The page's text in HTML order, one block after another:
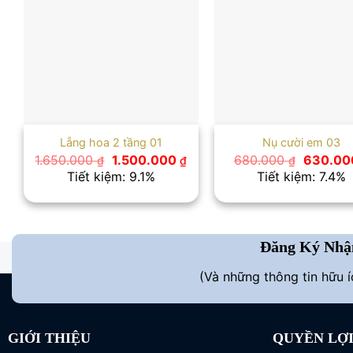
Lẵng hoa 2 tầng 01
1.650.000₫ Giá
gốc
là:
1.500.000₫Giá
là:
1.500.000 ₫.
Tiết kiệm: 9.1%
Nụ cười em 03
680.000₫
Giá
gốc
là:
Tiết kiệm: 7.4%
Đăng Ký
(Và những thông tin hữu
GIỚI THIỆU QUYỀN